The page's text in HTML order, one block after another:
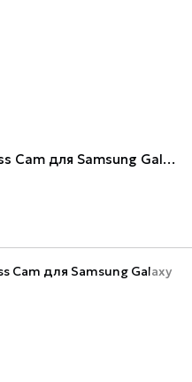
Чохол Cosmiс Soft Case Glass Cam для Samsung Galaxy A34 5G Blue